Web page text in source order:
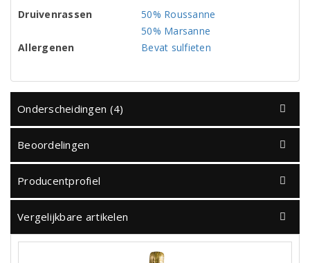
Druivenrassen
50% Roussanne
50% Marsanne
Allergenen
Bevat sulfieten
Onderscheidingen (4)
Beoordelingen
Producentprofiel
Vergelijkbare artikelen